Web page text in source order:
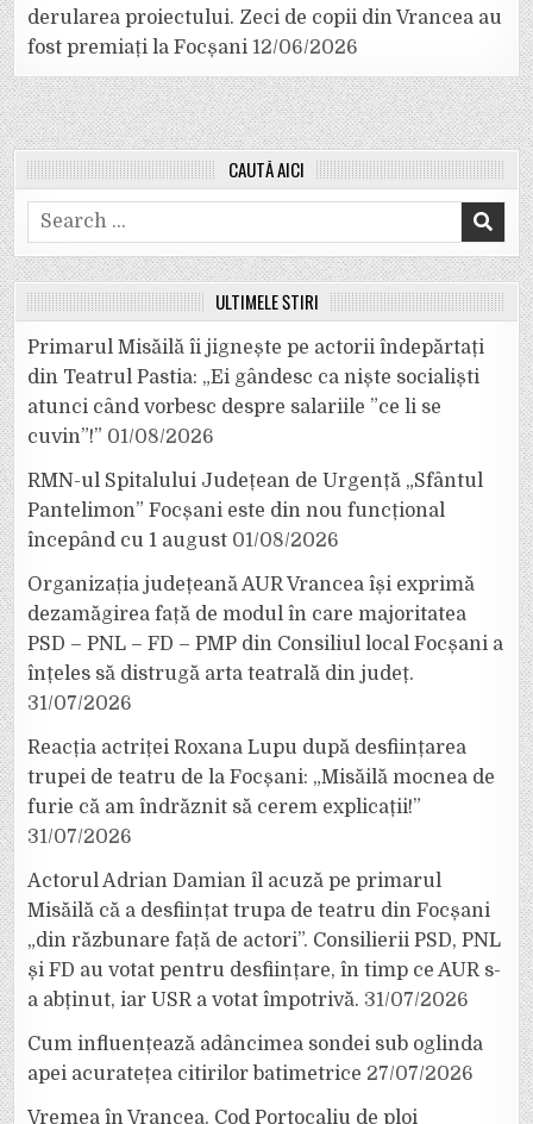
derularea proiectului. Zeci de copii din Vrancea au
fost premiați la Focșani 12/06/2026
CAUTĂ AICI
Search
for:
ULTIMELE ȘTIRI
Primarul Misăilă îi jignește pe actorii îndepărtați
din Teatrul Pastia: „Ei gândesc ca niște socialiști
atunci când vorbesc despre salariile ”ce li se
cuvin”!” 01/08/2026
RMN-ul Spitalului Județean de Urgență „Sfântul
Pantelimon” Focșani este din nou funcțional
începând cu 1 august 01/08/2026
Organizația județeană AUR Vrancea își exprimă
dezamăgirea față de modul în care majoritatea
PSD – PNL – FD – PMP din Consiliul local Focșani a
înțeles să distrugă arta teatrală din județ.
31/07/2026
Reacția actriței Roxana Lupu după desființarea
trupei de teatru de la Focșani: „Misăilă mocnea de
furie că am îndrăznit să cerem explicații!”
31/07/2026
Actorul Adrian Damian îl acuză pe primarul
Misăilă că a desființat trupa de teatru din Focșani
„din răzbunare față de actori”. Consilierii PSD, PNL
și FD au votat pentru desființare, în timp ce AUR s-
a abținut, iar USR a votat împotrivă. 31/07/2026
Cum influențează adâncimea sondei sub oglinda
apei acuratețea citirilor batimetrice 27/07/2026
Vremea în Vrancea. Cod Portocaliu de ploi